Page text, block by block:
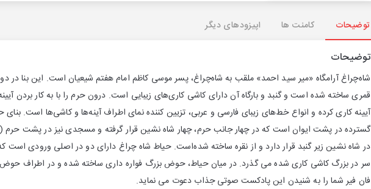
توضیحات کامنت ها اپیزودهای دیگر
توضیحات
شاه‌چراغ آرامگاه «میر سید احمد» ملقب به شاه‌چراغ، پسر موسی کاظم امام هفتم شیعیان است. این بنا
قمری ساخته شده ‌است و گنبد و بارگاه آن دارای کاشی کاری‌های زیبایی است. درون حرم را با به کار بردن
آیینه کاری کرده و انواع خط‌های زیبای فارسی و عربی، تزیین کننده نمای اطراف آینه‌ها و کاشی‌ها است.
گسترده در پشت ایوان است که در چهار جانب حرم، چهار شاه نشین قرار گرفته و مسجدی نیز در پشت
در شاه نشین زیر گنبد قرار دارد و از نقره ساخته شده‌است. حیاط شاه چراغ دارای دو در اصلی ورودی
سر در بزرگ کاشی کاری شده می گذرد. در میان حیاط، حوض بزرگ فواره داری ساخته شده و در اطراف
فان فیر شما را به شنیدن این پادکست صوتی جذاب دعوت می نماید.